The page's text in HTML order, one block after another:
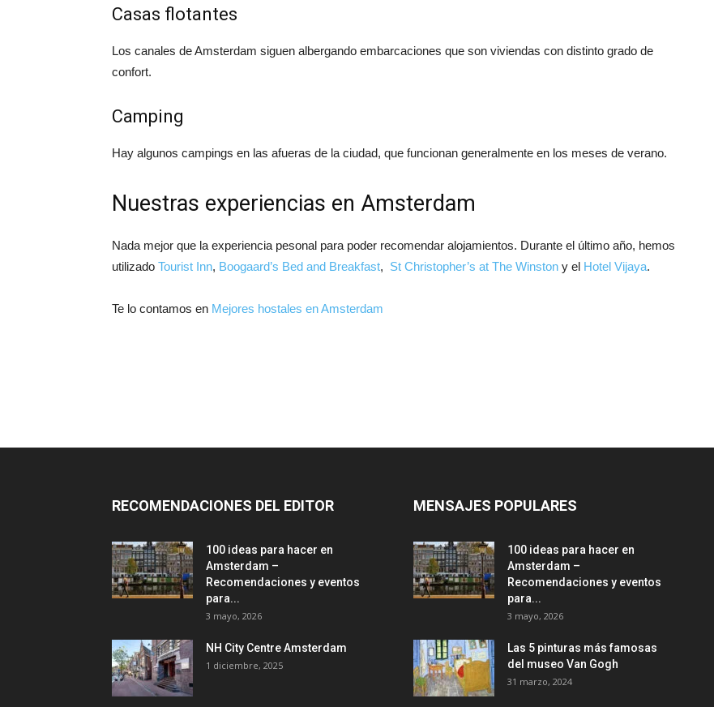
Casas flotantes
Los canales de Amsterdam siguen albergando embarcaciones que son viviendas con distinto grado de
confort.
Camping
Hay algunos campings en las afueras de la ciudad, que funcionan generalmente en los meses de verano.
Nuestras experiencias en Amsterdam
Nada mejor que la experiencia pesonal para poder recomendar alojamientos. Durante el último año, hemos
utilizado Tourist Inn, Boogaard’s Bed and Breakfast, St Christopher’s at The Winston y el Hotel Vijaya.
Te lo contamos en Mejores hostales en Amsterdam
RECOMENDACIONES DEL EDITOR
100 ideas para hacer en
Amsterdam –
Recomendaciones y eventos
para...
3 mayo, 2026
NH City Centre Amsterdam
1 diciembre, 2025
MENSAJES POPULARES
100 ideas para hacer en
Amsterdam –
Recomendaciones y eventos
para...
3 mayo, 2026
Las 5 pinturas más famosas
del museo Van Gogh
31 marzo, 2024